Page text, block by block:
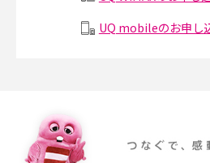
2017年2月(7)
2017年1月(6)
2016年10月(8)
2016年9月(8)
メッシュWi-Fiとは？仕組みやメリット・デ
ポケット型Wi-Fiをレンタルするメリットと
徴も紹介
UQ mobileのお申し